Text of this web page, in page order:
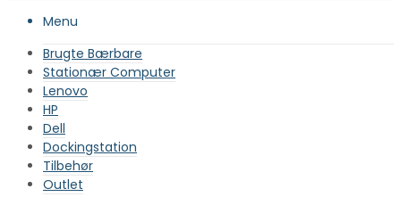
Menu
Brugte Bærbare
Stationær Computer
Lenovo
HP
Dell
Dockingstation
Tilbehør
Outlet